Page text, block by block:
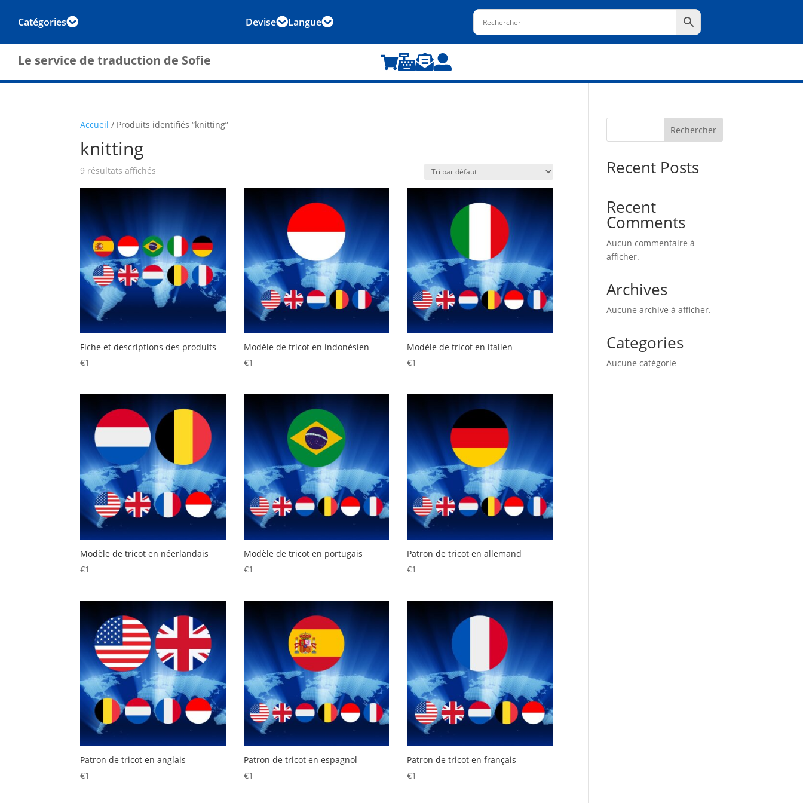
Catégories DeviseLangue
Le service de traduction de Sofie 
Accueil / Produits identifiés “knitting”
knitting
9 résultats affichés
Fiche et descriptions des produits
€1
Modèle de tricot en indonésien
€1
Modèle de tricot en italien
€1
Modèle de tricot en néerlandais
€1
Modèle de tricot en portugais
€1
Patron de tricot en allemand
€1
Patron de tricot en anglais
€1
Patron de tricot en espagnol
€1
Patron de tricot en français
€1
Rechercher
Recent Posts
Recent
Comments
Aucun commentaire à
afficher.
Archives
Aucune archive à afficher.
Categories
Aucune catégorie